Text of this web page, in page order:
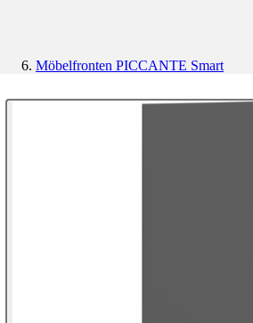
Möbelfronten PICCANTE Smart